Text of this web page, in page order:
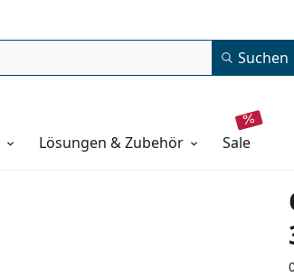
Suchen
Lösungen & Zubehör sale